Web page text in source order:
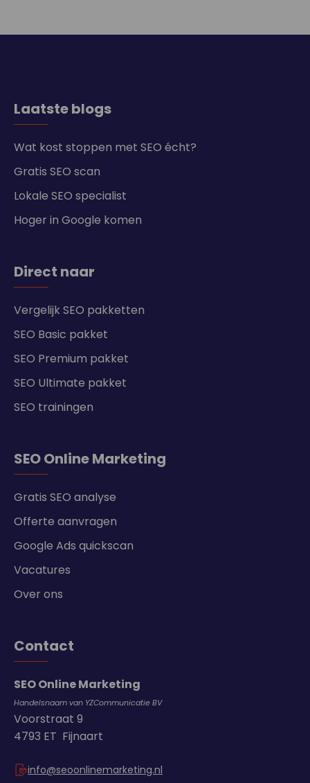
Laatste blogs
Wat kost stoppen met SEO écht?
Gratis SEO scan
Lokale SEO specialist
Hoger in Google komen
Direct naar
Vergelijk SEO pakketten
SEO Basic pakket
SEO Premium pakket
SEO Ultimate pakket
SEO trainingen
SEO Online Marketing
Gratis SEO analyse
Offerte aanvragen
Google Ads quickscan
Vacatures
Over ons
Contact
SEO Online Marketing
Handelsnaam van YZCommunicatie BV
Voorstraat 9
4793 ET Fijnaart
info@seoonlinemarketing.nl